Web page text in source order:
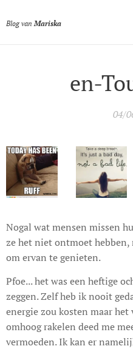
Blog van Mariska
en-
04/
Nogal wat mensen missen
ze het niet ontmoet
om ervan te genieten.
Pfoe... het was een heftige
zeggen. Zelf heb ik nooit
energie zou kosten maar
omhoog rakelen deed me
vermoeden. Ik kan er